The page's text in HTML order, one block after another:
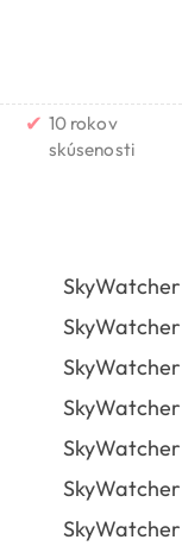
✔ 10 rokov
skúsenosti